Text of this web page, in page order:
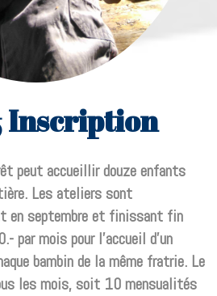
Inscription
peut accueillir douze enfants
Les ateliers sont
en septembre et finissant fin
par mois pour l'accueil d'un
bambin de la même fratrie. Le
les mois, soit 10 mensualités